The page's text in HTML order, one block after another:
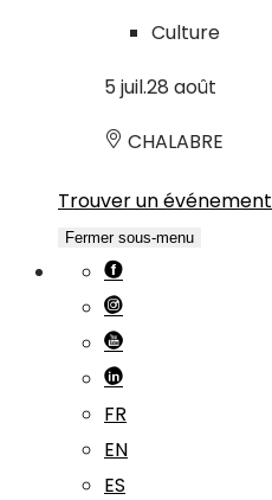
Culture
5 juil.28 août
CHALABRE
Trouver un événement
Fermer sous-menu
FR
EN
ES